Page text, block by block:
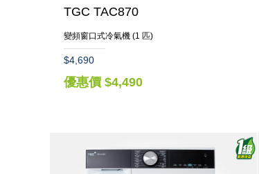
TGC TAC870
變頻窗口式冷氣機 (1 匹)
$4,690
優惠價 $4,490